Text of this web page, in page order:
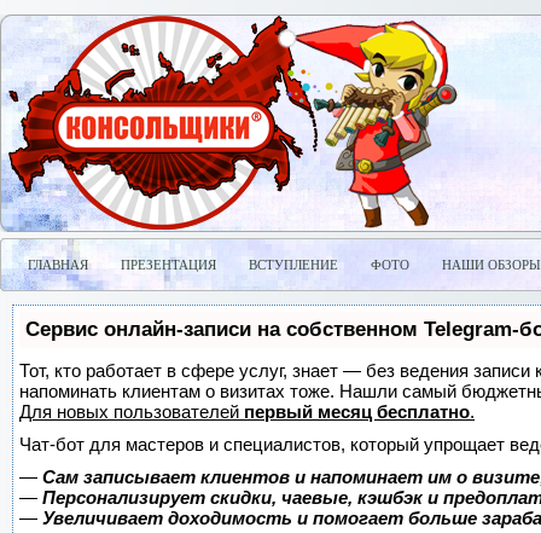
ГЛАВНАЯ ПРЕЗЕНТАЦИЯ ВСТУПЛЕНИЕ ФОТО НАШИ ОБЗОРЫ
Сервис онлайн-записи на собственном Telegram-
Тот, кто работает в сфере услуг, знает — без ведения
напоминать клиентам о визитах тоже. Нашли самый
Для новых пользователей первый месяц бесплатно.
Чат-бот для мастеров и специалистов, который упрощает
— Сам записывает клиентов и напоминает им о
— Персонализирует скидки, чаевые, кэшбэк и
— Увеличивает доходимость и помогает больше